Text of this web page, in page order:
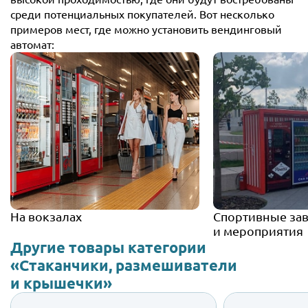
среди потенциальных покупателей. Вот несколько
примеров мест, где можно установить вендинговый
автомат:
На вокзалах
Спортивные
и мероприятия
Другие товары категории
«Стаканчики, размешиватели
и крышечки»